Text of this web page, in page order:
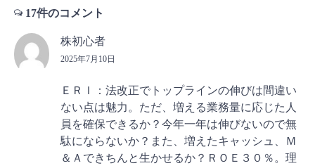
17件のコメント
株初心者
2025年7月10日
ＥＲＩ：法改正でトップラインの伸びは間違い
ない点は魅力。ただ、増える業務量に応じた人
員を確保できるか？今年一年は伸びないので無
駄にならないか？また、増えたキャッシュ、Ｍ
＆Ａできちんと生かせるか？ＲＯＥ３０％。理